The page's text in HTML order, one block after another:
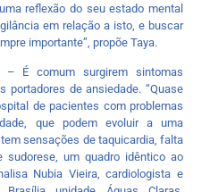
reflexão do seu estado mental
em relação a isto, e buscar
importante”, propõe Taya.
– É comum surgirem sintomas
de ansiedade. “Quase
de pacientes com problemas
que podem evoluir a uma
sensações de taquicardia, falta
um quadro idêntico ao
Nubia Vieira, cardiologista e